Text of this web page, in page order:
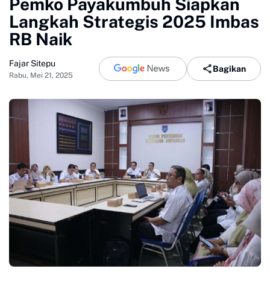
Langkah Strategis 2025 Imbas
RB Naik
Fajar Sitepu
Rabu, Mei 21, 2025
Bagikan